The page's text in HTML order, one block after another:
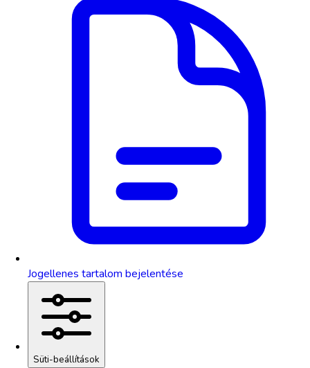
Jogellenes tartalom bejelentése
Süti-beállítások